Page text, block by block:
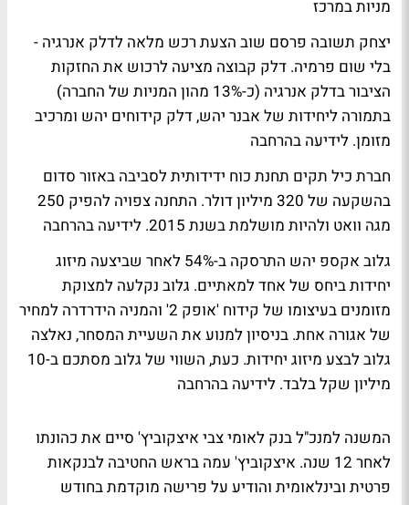
מניות במרכז
יצחק תשובה פרסם שוב הצעת רכש מלאה לדלק אנרגיה -
בלי שום פרמיה. דלק קבוצה מציעה לרכוש את החזקות
הציבור בדלק אנרגיה (כ-13% מהון המניות של החברה)
בתמורה ליחידות של אבנר יהש, דלק קידוחים יהש ומרכיב
מזומן. לידיעה בהרחבה
חברת כיל תקים תחנת כוח ידידותית לסביבה באזור סדום
בהשקעה של 320 מיליון דולר. התחנה צפויה להפיק 250
מגה וואט ולהיות מושלמת בשנת 2015.
לידיעה בהרחבה
גלוב אקספ יהש התרסקה ב-54% לאחר שביצעה מיזוג
יחידות ביחס של אחד למאתיים. גלוב נקלעה למצוקת
מזומנים בעיצומו של קידוח 'אופק 2' והמניה הידרדרה למחיר
של אגורה אחת. בניסיון למנוע את השעיית המסחר, נאלצה
גלוב לבצע מיזוג יחידות. כעת, השווי של גלוב מסתכם ב-10
מיליון שקל בלבד. לידיעה בהרחבה
המשנה למנכ"ל בנק לאומי צבי איצקוביץ' סיים את כהונתו
לאחר 12 שנה. איצקוביץ' עמה בראש החטיבה לבנקאות
פרטית ובינלאומית והודיע על פרישה מוקדמת בחודש